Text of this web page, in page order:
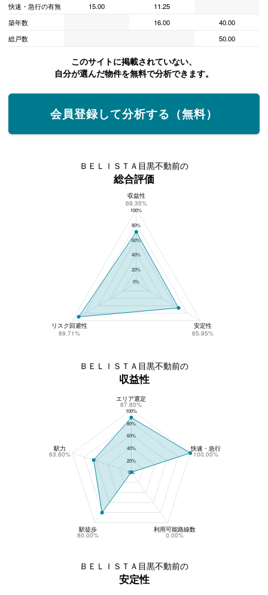
快速・急行の有無
15.00
11.25
築年数
16.00
40.00
総戸数
50.00
このサイトに掲載されていない、
自分が選んだ物件を無料で分析できます。
会員登録して分析する（無料）
ＢＥＬＩＳＴＡ目黒不動前の
総合評価
ＢＥＬＩＳＴＡ目黒不動前の総合評価
100%
80%
60%
40%
20%
0%
収益性
69.35%
リスク回避性
89.71%
安定性
65.95%
ＢＥＬＩＳＴＡ目黒不動前の
収益性
ＢＥＬＩＳＴＡ目黒不動前の収益性
100%
80%
60%
40%
20%
0%
エリア選定
87.80%
駅力
63.60%
駅徒歩
80.00%
利用可能路線数
0.00%
快速・急行
100.00%
ＢＥＬＩＳＴＡ目黒不動前の
安定性